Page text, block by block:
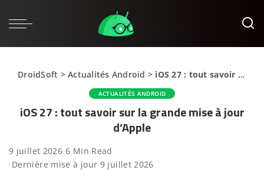
DroidSoft >Actualités Android > iOS 27 : tout savoir sur la grande mise à jour d’Apple
ACTUALITÉS ANDROID
iOS 27 : tout savoir sur la grande mise à jour
d’Apple
9 juillet 2026 6 Min Read
Dernière mise à jour 9 juillet 2026